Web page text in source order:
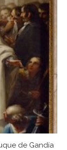
de Gandía